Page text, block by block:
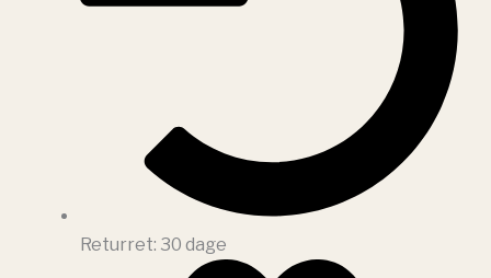
Returret: 30 dage